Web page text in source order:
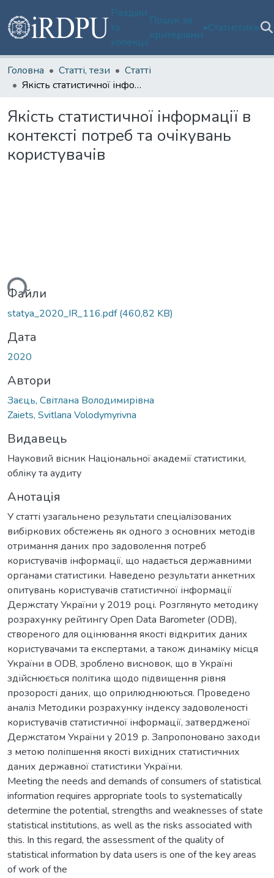
Розділи
та
колекції
Пошук за
критеріями
Статистика
Головна Статті, тези
Статті
Якість статистичної інформації в контексті потреб та очікувань користувачів
Якість статистичної інформації в
контексті потреб та очікувань
користувачів
Файли
statya_2020_IR_116.pdf(460,82 KB)
Дата
2020
Автори
Заєць, Світлана Володимирівна
Zaiets, Svitlana Volodymyrivna
Видавець
Науковий вісник Національної академії статистики,
обліку та аудиту
Анотація
У статті узагальнено результати спеціалізованих
вибіркових обстежень як одного з основних методів
отримання даних про задоволення потреб
користувачів інформації, що надається державними
органами статистики. Наведено результати анкетних
опитувань користувачів статистичної інформації
Держстату України у 2019 році. Розглянуто методику
розрахунку рейтингу Open Data Barometer (ODB),
створеного для оцінювання якості відкритих даних
користувачами та експертами, а також динаміку місця
України в ODB, зроблено висновок, що в Україні
здійснюється політика щодо підвищення рівня
прозорості даних, що оприлюднюються. Проведено
аналіз Методики розрахунку індексу задоволеності
користувачів статистичної інформації, затвердженої
Держстатом України у 2019 р. Запропоновано заходи
з метою поліпшення якості вихідних статистичних
даних державної статистики України.
Meeting the needs and demands of consumers of statistical
information requires appropriate tools to systematically
determine the potential, strengths and weaknesses of state
statistical institutions, as well as the risks associated with
this. In this regard, the assessment of the quality of
statistical information by data users is one of the key areas
of work of the